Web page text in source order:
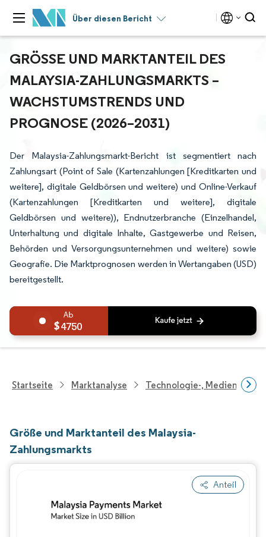
Über diesen Bericht
GRÖSSE UND MARKTANTEIL DES M
ALAYSIA-ZAHLUNGSMARKTS – W
ACHSTUMSTRENDS UND P
ROGNOSE (2026–2031)
Der Malaysia-Zahlungsmarkt-Bericht ist segmentiert nach
Zahlungsart (Point of Sale (Kartenzahlungen [Kreditkarten und
weitere], digitale Geldbörsen und weitere) und Online-Verkauf
(Kartenzahlungen [Kreditkarten und weitere], digitale
Geldbörsen und weitere)), Endnutzerbranche (Einzelhandel,
Unterhaltung und digitale Inhalte, Gastgewerbe und Reisen,
Behörden und Versorgungsunternehmen und weitere) sowie
Geografie. Die Marktprognosen werden in Wertangaben (USD)
bereitgestellt.
4750
Startseite Marktanalyse Technologie-, Medien- Und
Größe und Marktanteil des Malaysia-
Zahlungsmarkts
Anteil